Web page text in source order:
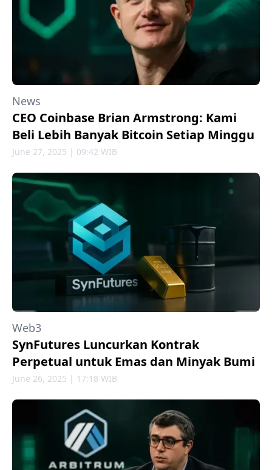
News
CEO Coinbase Brian Armstrong: Kami
Beli Lebih Banyak Bitcoin Setiap Minggu
June 27, 2025 | 09:42 WIB
Web3
SynFutures Luncurkan Kontrak
Perpetual untuk Emas dan Minyak Bumi
June 26, 2025 | 17:18 WIB